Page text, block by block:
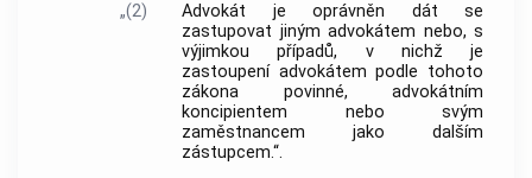
„(2)
Advokát je oprávněn dát se
zastupovat jiným advokátem nebo, s
výjimkou případů, v nichž je
zastoupení advokátem podle tohoto
zákona povinné, advokátním
koncipientem nebo svým
zaměstnancem jako dalším
zástupcem.“.